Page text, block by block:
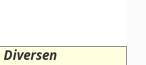
Diversen